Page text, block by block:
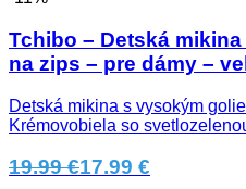
Tchibo – Detská
na zips – pre dámy –
Detská mikina s vysokým
Krémovobiela so
19.99 €17.99 €